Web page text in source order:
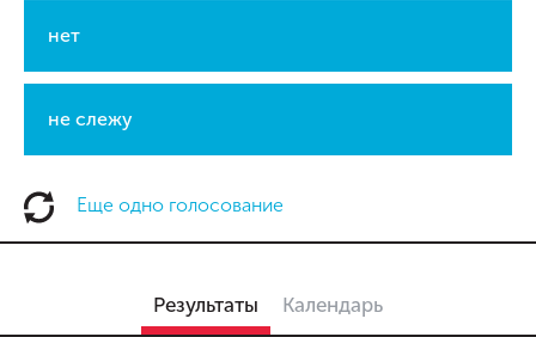
нет
не слежу
Еще одно голосование
Результаты Календарь